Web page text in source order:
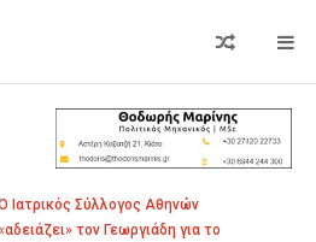
Ιατρικός Σύλλογος Αθηνών
τον Γεωργιάδη για το